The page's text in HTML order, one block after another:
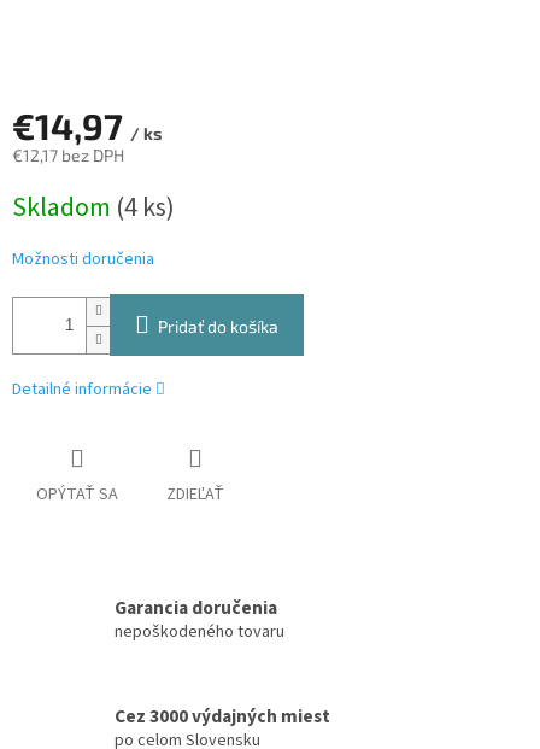
€14,97 / ks
€12,17 bez DPH
cena:
Skladom (4 ks)
Možnosti doručenia
Pridať do košíka
Detailné informácie
OPÝTAŤ SA ZDIEĽAŤ
Garancia doručenia
nepoškodeného tovaru
Cez 3000 výdajných miest
po celom Slovensku